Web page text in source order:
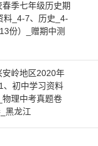
季七年级历史期
料_4-7、历史_4-
份）_赠期中测
岭地区2020年
、初中学习资料
物理中考真题卷
黑龙江